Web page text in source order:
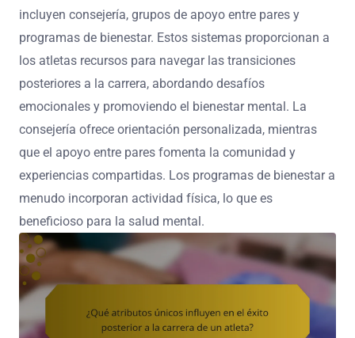
incluyen consejería, grupos de apoyo entre pares y
programas de bienestar. Estos sistemas proporcionan a
los atletas recursos para navegar las transiciones
posteriores a la carrera, abordando desafíos
emocionales y promoviendo el bienestar mental. La
consejería ofrece orientación personalizada, mientras
que el apoyo entre pares fomenta la comunidad y
experiencias compartidas. Los programas de bienestar a
menudo incorporan actividad física, lo que es
beneficioso para la salud mental.